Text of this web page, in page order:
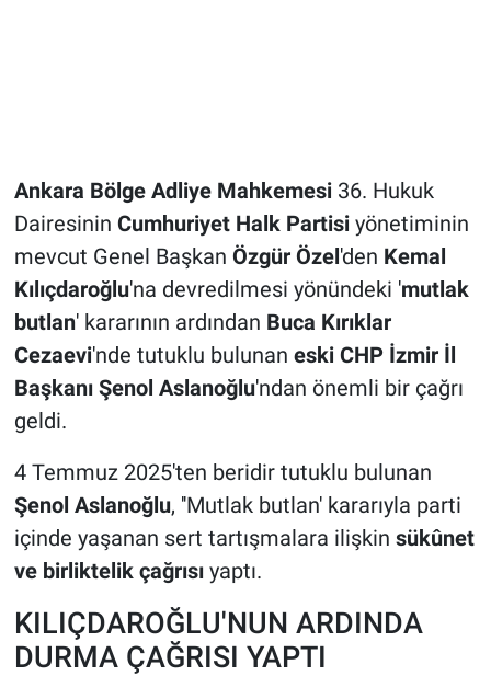
Ankara Bölge Adliye Mahkemesi36. Hukuk
Dairesinin Cumhuriyet Halk Partisiyönetiminin
mevcut Genel Başkan Özgür Özel'den Kemal
Kılıçdaroğlu'na devredilmesi yönündeki 'mutlak
butlan' kararının ardından Buca Kırıklar
Cezaevi'nde tutuklu bulunan eski CHP İzmir İl
Başkanı Şenol Aslanoğlu'ndan önemli bir çağrı
geldi.
4 Temmuz 2025'ten beridir tutuklu bulunan
Şenol Aslanoğlu, ''Mutlak butlan' kararıyla parti
içinde yaşanan sert tartışmalara ilişkin sükûnet
ve birliktelik çağrısıyaptı.
KILIÇDAROĞLU'NUN ARDINDA
DURMA ÇAĞRISI YAPTI